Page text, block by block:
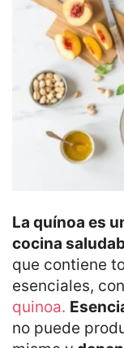
La quínoa es
cocina
que contiene
esenciales,
quinoa.
no puede